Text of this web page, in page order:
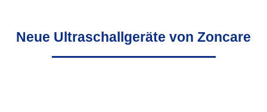
Neue Ultraschallgeräte von Zoncare